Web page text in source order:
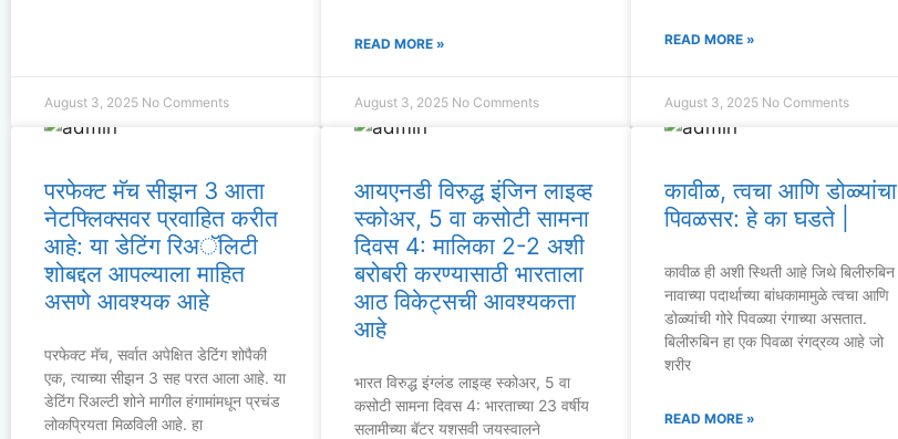
August 3, 2025 No Comments
READ MORE »
August 3, 2025 No Comments
READ MORE »
August 3, 2025 No Comments
परफेक्ट मॅच सीझन 3 आता
नेटफ्लिक्सवर प्रवाहित करीत
आहे: या डेटिंग रिअॅलिटी
शोबद्दल आपल्याला माहित
असणे आवश्यक आहे
परफेक्ट मॅच, सर्वात अपेक्षित डेटिंग शोपैकी
एक, त्याच्या सीझन 3 सह परत आला आहे. या
डेटिंग रिअल्टी शोने मागील हंगामांमधून प्रचंड
लोकप्रियता मिळविली आहे. हा
आयएनडी विरुद्ध इंजिन लाइव्ह
स्कोअर, 5 वा कसोटी सामना
दिवस 4: मालिका 2-2 अशी
बरोबरी करण्यासाठी भारताला
आठ विकेट्सची आवश्यकता
आहे
भारत विरुद्ध इंग्लंड लाइव्ह स्कोअर, 5 वा
कसोटी सामना दिवस 4: भारताच्या 23 वर्षीय
सलामीच्या बॅटर यशसवी जयस्वालने
कावीळ, त्वचा आणि डोळ्यांचा
पिवळसर: हे का घडते |
कावीळ ही अशी स्थिती आहे जिथे बिलीरुबिन
नावाच्या पदार्थाच्या बांधकामामुळे त्वचा आणि
डोळ्यांची गोरे पिवळ्या रंगाच्या असतात.
बिलीरुबिन हा एक पिवळा रंगद्रव्य आहे जो
शरीर
READ MORE »